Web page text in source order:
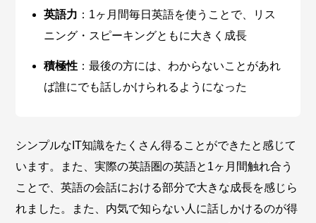
英語力 ：1ヶ月間毎日英語を使うことで、リス
ニング・スピーキングともに大きく成長
積極性 ：最後の方には、わからないことがあれ
ば誰にでも話しかけられるようになった
シンプルなIT知識をたくさん得ることができたと感じて
います。また、実際の英語圏の英語と1ヶ月間触れ合う
ことで、英語の会話における部分で大きな成長を感じら
れました。また、内気で知らない人に話しかけるのが得